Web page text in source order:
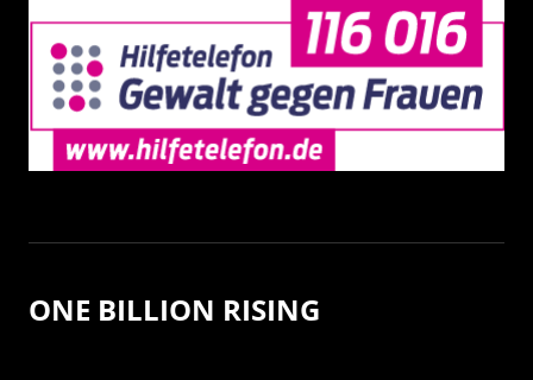
ONE BILLION RISING